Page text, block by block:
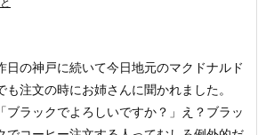
日の神戸に続いて今日地元のマクドナルド
も注文の時にお姉さんに聞かれました。
「ブラックでよろしいですか？」 え？ ブラッ